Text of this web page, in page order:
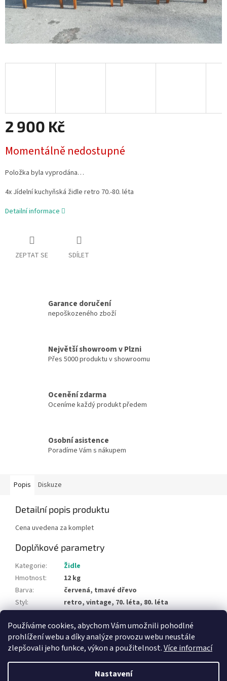
Používáme cookies, abychom Vám umožnili pohodlné
prohlížení webu a díky analýze provozu webu neustále
zlepšovali jeho funkce, výkon a použitelnost.Více informací
Nastavení
2 900 Kč
cena:
Momentálně nedostupné
Položka byla vyprodána…
4x Jídelní kuchyňská židle retro 70.-80. léta
Detailní informace
ZEPTAT SE SDÍLET
Garance doručení
nepoškozeného zboží
Největší showroom v Plzni
Přes 5000 produktu v showroomu
Ocenění zdarma
Oceníme každý produkt předem
Osobní asistence
Poradíme Vám s nákupem
Popis Diskuze
Detailní popis produktu
Cena uvedena za komplet
Doplňkové parametry
Kategorie:
Židle
Hmotnost:
12 kg
Barva:
červená, tmavé dřevo
Styl:
retro, vintage, 70. léta, 80. léta
Položka byla vyprodána…
Vytvořil Shoptet